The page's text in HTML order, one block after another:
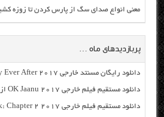
معنی انواع صدای سگ از پارس کردن تا زوزه
پربازدیدهای ماه …
دانلود رایگان مسنتد خارجی Britney Ever After 2017 با لینک مستقیم
دانلود مستقیم فیلم خارجی OK Jaanu 2017 از سرور سایت
دانلود مستقیم فیلم خارجی John Wick: Chapter 2 2017 از سرور سایت